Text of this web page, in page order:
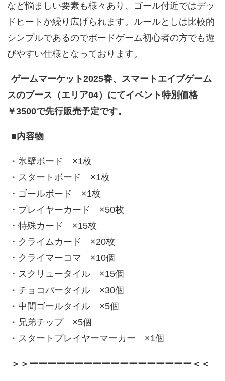
など悩ましい要素も様々あり、ゴール付近ではデッ
ドヒートか繰り広げられます。ルールとしは比較的
シンプルであるのでボードゲーム初心者の方でも遊
びやすい仕様となっております。
ゲームマーケット2025春、スマートエイプゲーム
スのブース（エリア04）にてイベント特別価格
￥3500で先行販売予定です。
■内容物
・氷壁ボード ×1枚
・スタートボード ×1枚
・ゴールボード ×1枚
・プレイヤーカード ×50枚
・特殊カード ×15枚
・クライムカード ×20枚
・クライマーコマ ×10個
・スクリュータイル ×15個
・チョコバータイル ×30個
・中間ゴールタイル ×5個
・兄弟チップ ×5個
・スタートプレイヤーマーカー ×1個
＞＞ーーーーーーーーーーーーーーーーーー＜＜